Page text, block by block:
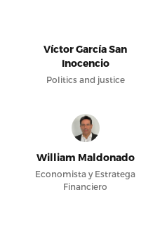
Víctor García San
Inocencio
Politics and justice
William Maldonado
Economista y Estratega
Financiero